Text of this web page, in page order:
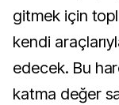
gitmek için
kendi
edecek. Bu
katma değer